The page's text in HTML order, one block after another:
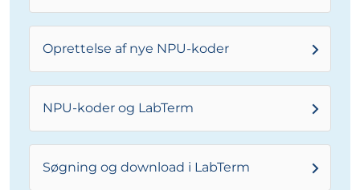
Oprettelse af nye NPU-koder
NPU-koder og LabTerm
Søgning og download i LabTerm